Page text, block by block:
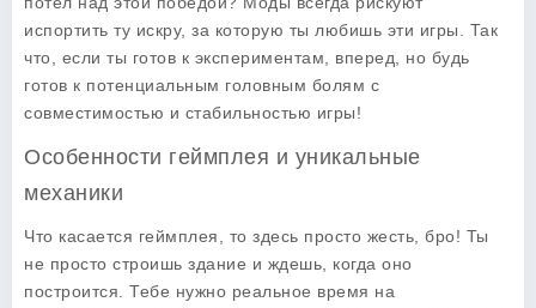
испортить ту искру, за которую ты любишь эти игры. Так
что, если ты готов к экспериментам, вперед, но будь
готов к потенциальным головным болям с
совместимостью и стабильностью игры!
Особенности геймплея и уникальные
механики
Что касается геймплея, то здесь просто жесть, бро! Ты
не просто строишь здание и ждешь, когда оно
построится. Тебе нужно реальное время на